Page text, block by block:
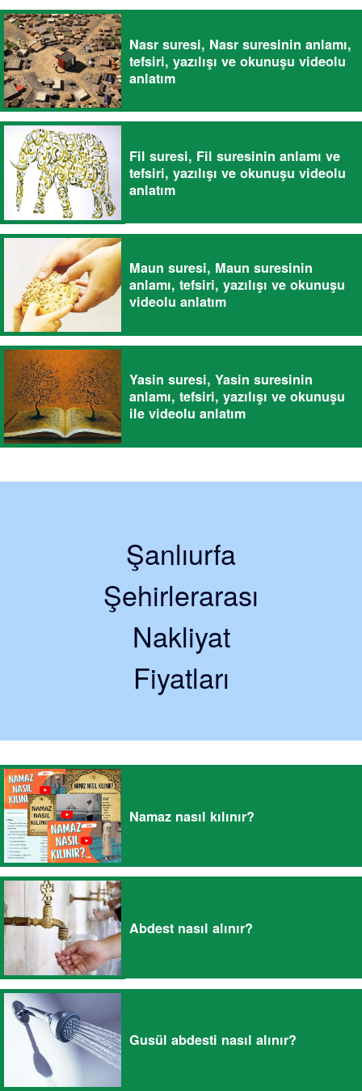
Nasr suresi, Nasr suresinin anlamı,
tefsiri, yazılışı ve okunuşu videolu
anlatım
Fil suresi, Fil suresinin anlamı ve
tefsiri, yazılışı ve okunuşu videolu
anlatım
Maun suresi, Maun suresinin
anlamı, tefsiri, yazılışı ve okunuşu
videolu anlatım
Yasin suresi, Yasin suresinin
anlamı, tefsiri, yazılışı ve okunuşu
ile videolu anlatım
Şanlıurfa
Şehirlerarası
Nakliyat
Fiyatları
Namaz nasıl kılınır?
Abdest nasıl alınır?
Gusül abdesti nasıl alınır?